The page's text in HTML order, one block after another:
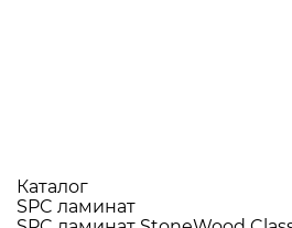
Каталог
SPC ламинат